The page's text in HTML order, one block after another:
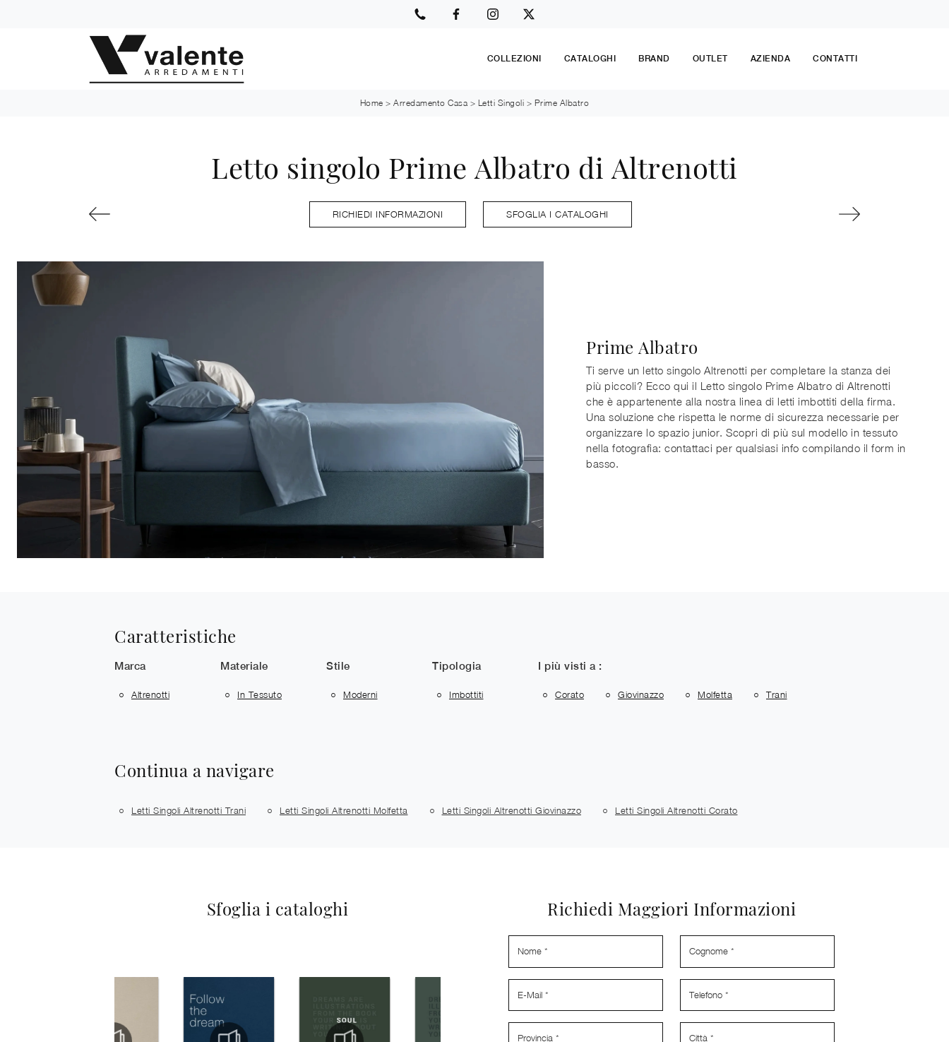
COLLEZIONI CATALOGHI BRAND OUTLET AZIENDA CONTATTI
Home >Arredamento Casa > Letti Singoli > Prime Albatro
Letto singolo Prime Albatro di Altrenotti
RICHIEDI INFORMAZIONI SFOGLIA I CATALOGHI
Prime Albatro
Ti serve un letto singolo Altrenotti per completare la stanza dei
più piccoli? Ecco qui il Letto singolo Prime Albatro di Altrenotti
che è appartenente alla nostra linea di letti imbottiti della firma.
Una soluzione che rispetta le norme di sicurezza necessarie per
organizzare lo spazio junior. Scopri di più sul modello in tessuto
nella fotografia: contattaci per qualsiasi info compilando il form in
basso.
Caratteristiche
Marca
Altrenotti
Materiale
In Tessuto
Stile
Moderni
Tipologia
Imbottiti
I più visti a :
Corato Giovinazzo Molfetta Trani
Continua a navigare
Letti Singoli Altrenotti Trani Letti Singoli Altrenotti Molfetta Letti Singoli Altrenotti Giovinazzo Letti Singoli Altrenotti Corato
Sfoglia i cataloghi Richiedi Maggiori Informazioni